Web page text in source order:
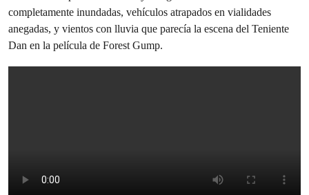
completamente inundadas, vehículos atrapados en vialidades
anegadas, y vientos con lluvia que parecía la escena del Teniente
Dan en la película de Forest Gump.